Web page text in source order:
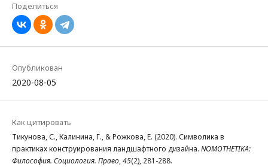
Поделиться
Опубликован
2020-08-05
Как цитировать
Тикунова, С., Калинина, Г., & Рожкова, Е. (2020). Символика в
практиках конструирования ландшафтного дизайна. NOMOTHETIKA:
Философия. Социология. Право,45(2), 281-288.